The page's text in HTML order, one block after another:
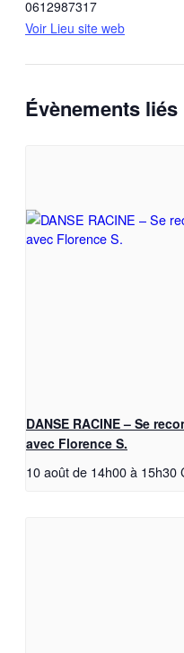
0612987317
Voir Lieu site web
Évènements liés
DANSE RACINE – Se
avec Florence S.
10 août de 14h00à 15h30